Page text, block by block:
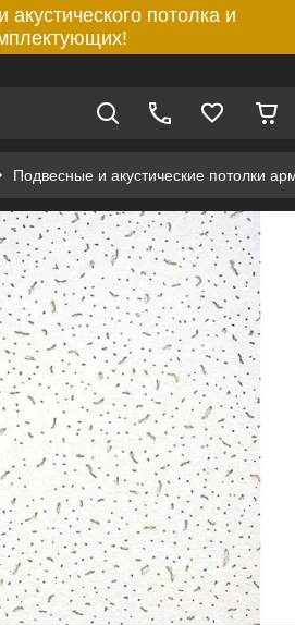
акустического потолка и
Подвесные и акустические потолки